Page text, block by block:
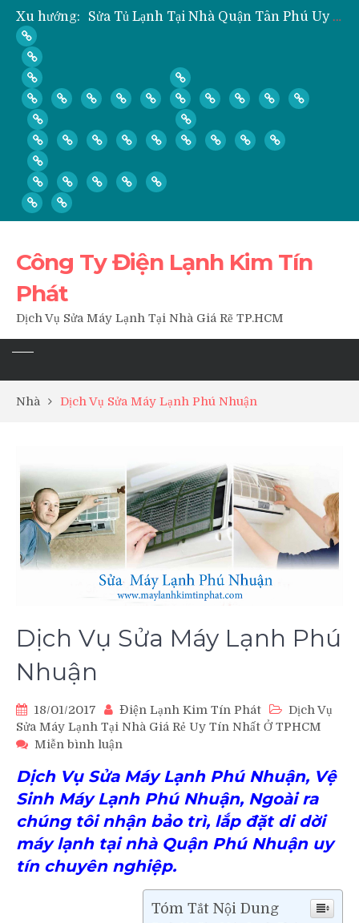
Xu hướng:
Sửa Tủ Lạnh Tại Nhà Quận Tân Phú Uy Tín Giá Rẻ
Dịch Vụ Sửa Tủ Lạnh Tại Nhà Quận 3
Công Ty Điện Lạnh Kim Tín
Phát
Dịch Vụ Sửa Máy Lạnh Tại Nhà Giá Rẽ TP.HCM
Nhà Dịch Vụ Sửa Máy Lạnh Phú Nhuận
Dịch Vụ Sửa Máy Lạnh Phú
Nhuận
18/01/2017 Điện Lạnh Kim Tín Phát
Dịch Vụ
Sửa Máy Lạnh Tại Nhà Giá Rẻ Uy Tín Nhất Ở TPHCM
Miễn bình luận
Vụ
Sửa
Lạnh
Phú
Nhuận
Dịch Vụ Sửa Máy Lạnh Phú Nhuận, Vệ
Sinh Máy Lạnh Phú Nhuận, Ngoài ra
chúng tôi nhận bảo trì, lắp đặt di dời
máy lạnh tại nhà Quận Phú Nhuận uy
tín chuyên nghiệp.
Tóm Tắt Nội Dung